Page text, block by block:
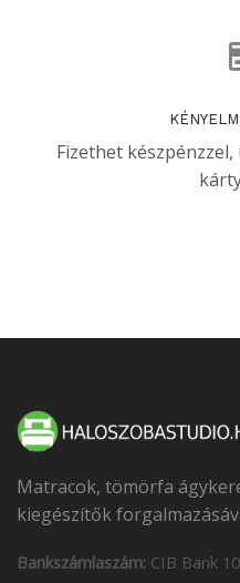
Fizethet
Matracok, tömörfa
kiegészítők
Bankszámlaszám: CIB Bank